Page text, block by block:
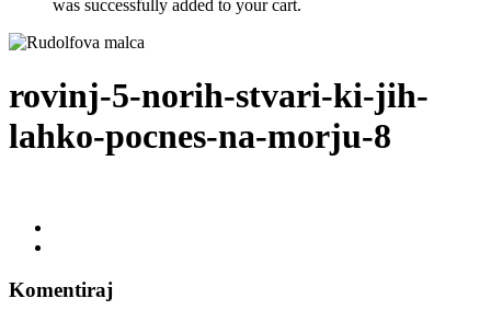
was successfully added to your cart.
rovinj-5-norih-stvari-ki-jih-
lahko-pocnes-na-morju-8
Komentiraj